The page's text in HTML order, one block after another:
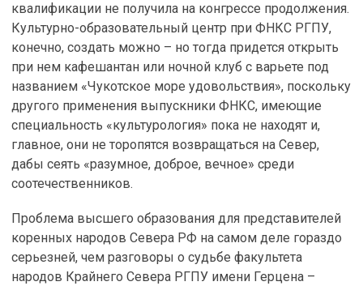
квалификации не получила на конгрессе продолжения.
Культурно-образовательный центр при ФНКС РГПУ,
конечно, создать можно – но тогда придется открыть
при нем кафешантан или ночной клуб с варьете под
названием «Чукотское море удовольствия», поскольку
другого применения выпускники ФНКС, имеющие
специальность «культурология» пока не находят и,
главное, они не торопятся возвращаться на Север,
дабы сеять «разумное, доброе, вечное» среди
соотечественников.
Проблема высшего образования для представителей
коренных народов Севера РФ на самом деле гораздо
серьезней, чем разговоры о судьбе факультета
народов Крайнего Севера РГПУ имени Герцена –